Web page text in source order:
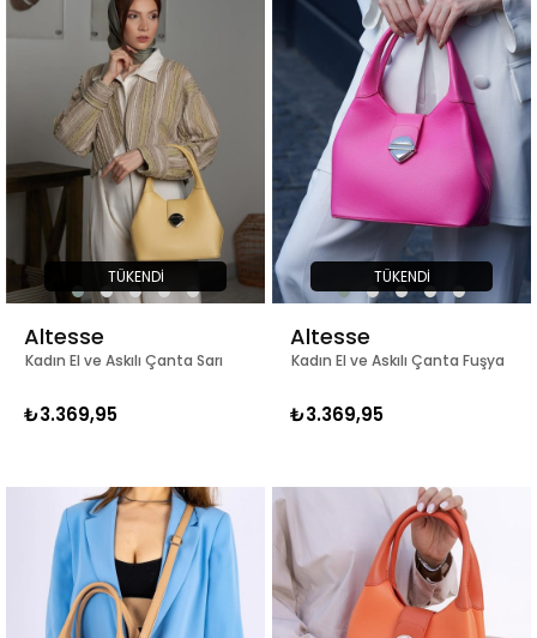
TÜKENDI
Kadın El ve Askılı Çanta Sarı
Altesse
₺3.369,95
TÜKENDI
Kadın El ve Askılı Çanta Fuşya
Altesse
₺3.369,95